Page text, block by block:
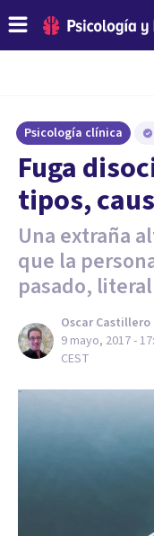
Psicología clínica
Fuga
tipos,
Una extraña
que la
pasado,
Oscar Castillero
9 mayo, 2017 -
CEST